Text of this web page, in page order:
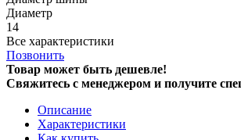
Диаметр
14
Все характеристики
Позвонить
Товар может быть дешевле!
Свяжитесь с менеджером и получите
Описание
Характеристики